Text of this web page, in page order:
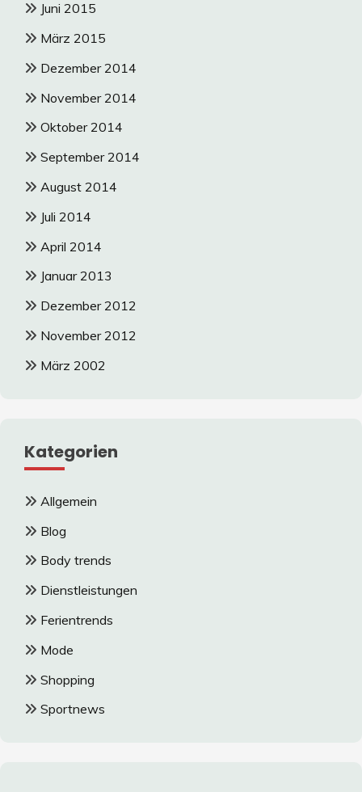
Juni 2015
März 2015
Dezember 2014
November 2014
Oktober 2014
September 2014
August 2014
Juli 2014
April 2014
Januar 2013
Dezember 2012
November 2012
März 2002
Kategorien
Allgemein
Blog
Body trends
Dienstleistungen
Ferientrends
Mode
Shopping
Sportnews